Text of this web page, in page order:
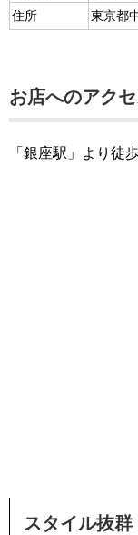
住所
東京都
お店へのアク
「銀座駅」より徒
スタイル抜